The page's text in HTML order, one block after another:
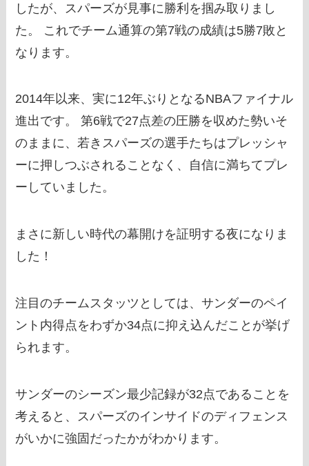
したが、スパーズが見事に勝利を掴み取りまし
た。 これでチーム通算の第7戦の成績は5勝7敗と
なります。
2014年以来、実に12年ぶりとなるNBAファイナル
進出です。 第6戦で27点差の圧勝を収めた勢いそ
のままに、若きスパーズの選手たちはプレッシャ
ーに押しつぶされることなく、自信に満ちてプレ
ーしていました。
まさに新しい時代の幕開けを証明する夜になりま
した！
注目のチームスタッツとしては、サンダーのペイ
ント内得点をわずか34点に抑え込んだことが挙げ
られます。
サンダーのシーズン最少記録が32点であることを
考えると、スパーズのインサイドのディフェンス
がいかに強固だったかがわかります。